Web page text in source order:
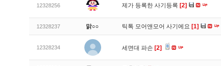
12328256 제가 등록한 사기등록 [2]
12328237 맑○○ 틱톡 모어앤모어 사기에요 [1]
12328234 세면대 파손 [2]